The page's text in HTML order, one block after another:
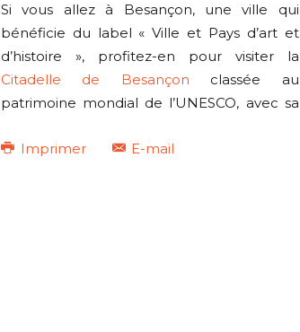
Si vous allez à Besançon, une ville qui
bénéficie du label « Ville et Pays d’art et
d’histoire », profitez-en pour visiter la
Citadelle de Besançon classée au
patrimoine mondial de l’UNESCO, avec sa
Imprimer E-mail